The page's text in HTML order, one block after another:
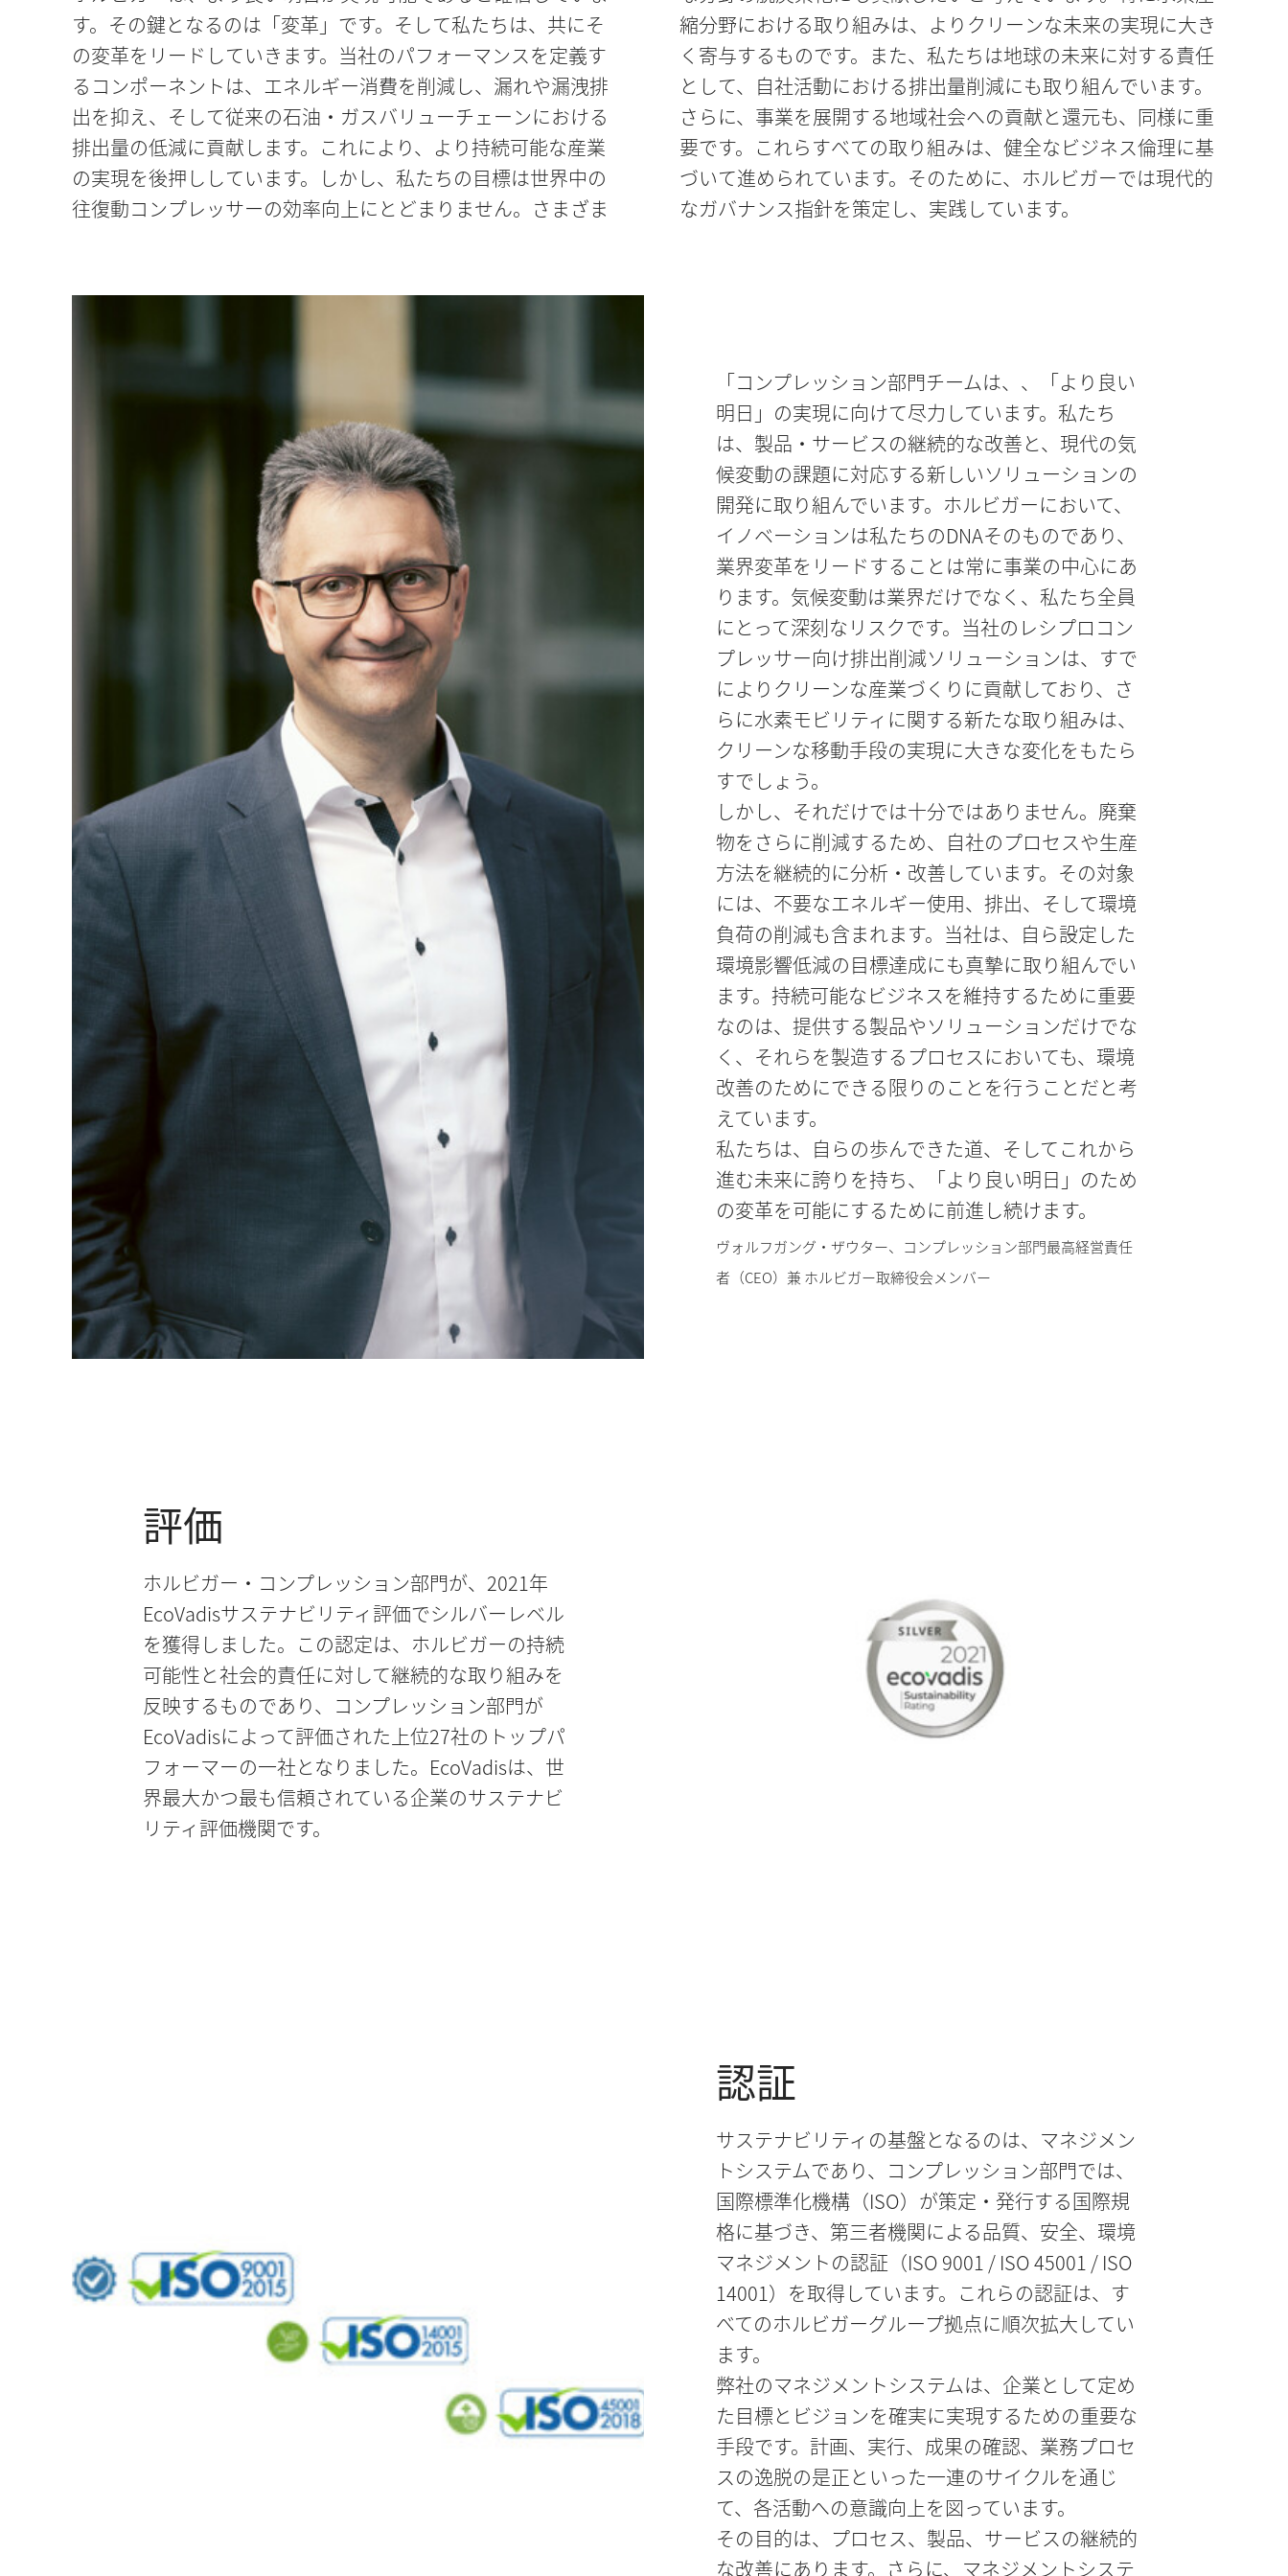
す。その鍵となるのは「変革」です。そして私たちは、共にそ
の変革をリードしていきます。当社のパフォーマンスを定義す
るコンポーネントは、エネルギー消費を削減し、漏れや漏洩排
出を抑え、そして従来の石油・ガスバリューチェーンにおける
排出量の低減に貢献します。これにより、より持続可能な産業
の実現を後押ししています。しかし、私たちの目標は世界中の
往復動コンプレッサーの効率向上にとどまりません。さまざま
縮分野における取り組みは、よりクリーンな未来の実現に大き
く寄与するものです。また、私たちは地球の未来に対する責任
として、自社活動における排出量削減にも取り組んでいます。
さらに、事業を展開する地域社会への貢献と還元も、同様に重
要です。これらすべての取り組みは、健全なビジネス倫理に基
づいて進められています。そのために、ホルビガーでは現代的
なガバナンス指針を策定し、実践しています。
「コンプレッション部門チームは、、「より良い
明日」の実現に向けて尽力しています。私たち
は、製品・サービスの継続的な改善と、現代の気
候変動の課題に対応する新しいソリューションの
開発に取り組んでいます。ホルビガーにおいて、
イノベーションは私たちのDNAそのものであり、
業界変革をリードすることは常に事業の中心にあ
ります。気候変動は業界だけでなく、私たち全員
にとって深刻なリスクです。当社のレシプロコン
プレッサー向け排出削減ソリューションは、すで
によりクリーンな産業づくりに貢献しており、さ
らに水素モビリティに関する新たな取り組みは、
クリーンな移動手段の実現に大きな変化をもたら
すでしょう。
しかし、それだけでは十分ではありません。廃棄
物をさらに削減するため、自社のプロセスや生産
方法を継続的に分析・改善しています。その対象
には、不要なエネルギー使用、排出、そして環境
負荷の削減も含まれます。当社は、自ら設定した
環境影響低減の目標達成にも真摯に取り組んでい
ます。持続可能なビジネスを維持するために重要
なのは、提供する製品やソリューションだけでな
く、それらを製造するプロセスにおいても、環境
改善のためにできる限りのことを行うことだと考
えています。
私たちは、自らの歩んできた道、そしてこれから
進む未来に誇りを持ち、「より良い明日」のため
の変革を可能にするために前進し続けます。
ヴォルフガング・ザウター、コンプレッション部門最高経営責任
者（CEO）兼 ホルビガー取締役会メンバー
評価
ホルビガー・コンプレッション部門が、2021年
EcoVadisサステナビリティ評価でシルバーレベル
を獲得しました。この認定は、ホルビガーの持続
可能性と社会的責任に対して継続的な取り組みを
反映するものであり、コンプレッション部門が
EcoVadisによって評価された上位27社のトップパ
フォーマーの一社となりました。EcoVadisは、世
界最大かつ最も信頼されている企業のサステナビ
リティ評価機関です。
認証
サステナビリティの基盤となるのは、マネジメン
トシステムであり、コンプレッション部門では、
国際標準化機構（ISO）が策定・発行する国際規
格に基づき、第三者機関による品質、安全、環境
マネジメントの認証（ISO 9001 / ISO 45001 / ISO
14001）を取得しています。これらの認証は、す
べてのホルビガーグループ拠点に順次拡大してい
ます。
弊社のマネジメントシステムは、企業として定め
た目標とビジョンを確実に実現するための重要な
手段です。計画、実行、成果の確認、業務プロセ
スの逸脱の是正といった一連のサイクルを通じ
て、各活動への意識向上を図っています。
その目的は、プロセス、製品、サービスの継続的
な改善にあります。さらに、マネジメントシステ